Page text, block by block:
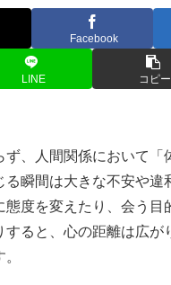
Facebook
LINE コピー
ず、人間関係において「
る瞬間は大きな不安や違
態度を変えたり、会う目
すると、心の距離は広が